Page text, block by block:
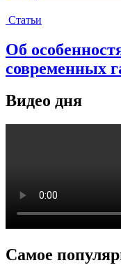
Статьи
Об
современных
Видео дня
Самое